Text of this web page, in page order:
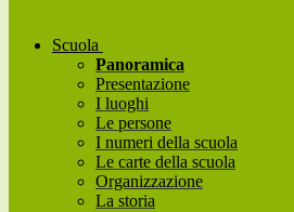
Scuola
Panoramica
Presentazione
I luoghi
Le persone
I numeri della scuola
Le carte della scuola
Organizzazione
La storia